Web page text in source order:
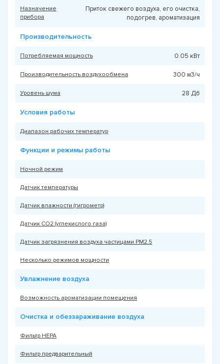
Назначение
прибора
Приток свежего воздуха, его очистка,
подогрев, ароматизация
Производительность
Потребляемая мощность 0.05 кВт
Производительность воздухообмена 300 м3/ч
Уровень шума 28 Дб
Условия работы
Диапазон рабочих температур
Функции и режимы работы
Ночной режим
Датчик температуры
Датчик влажности (гигрометр)
Датчик CO2 (углекислого газа)
Датчик загрязнения воздуха частицами PM2.5
Несколько режимов мощности
Увлажнение воздуха
Возможность ароматизации помещения
Очистка и обеззараживание воздуха
Фильтр HEPA
Фильтр предварительный